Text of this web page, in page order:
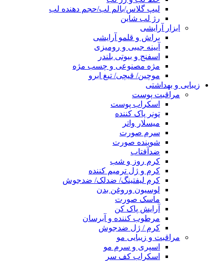
لیپ گلاس/بالم لب/حجم دهنده لب
رژ لب شاین
ابزار آرایشی
براش و قلمو آرایشی
آیینه جیبی و رومیزی
اسفنج و بیوتی بلندر
مژه مصنوعی و چسب مژه
موچین/ قیچی/ تیغ ابرو
زیبایی و بهداشتی
مراقبت پوست
اسکراب پوست
تونر پاک کننده
میسلار واتر
سرم صورت
شوینده صورت
ضدآفتاب
کرم روز و شب
کرم و ژل ترمیم کننده
کرم لیفتینگ/ ضدلک/ ضدجوش
لوسیون وروغن بدن
ماسک صورت
آرایش پاک کن
مرطوب کننده و آبرسان
کرم / ژل ضدجوش
مراقبت و زیبایی مو
اسپری و سرم مو
اسکراب کف سر